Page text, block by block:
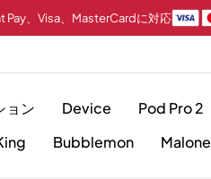
Pay、Visa、MasterCardに対応
ョン Device Pod Pro 2
Bubblemon Malone